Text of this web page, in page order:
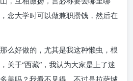
念大学时可以做兼职攒钱，然后在
么好做的，尤其是我这种懒虫，根
关于“西藏”，我认为大家是上了迷
美吗？我看不见得，不过是拉萨城